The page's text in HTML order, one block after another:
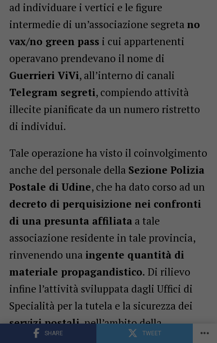
SHARE TWEET
ad individuare i vertici e le figure
intermedie di un’associazione segreta no
vax/no green pass i cui appartenenti
operavano prendevano il nome di
Guerrieri ViVi, all’interno di canali
Telegram segreti, compiendo attività
illecite pianificate da un numero ristretto
di individui.
Tale operazione ha visto il coinvolgimento
anche del personale della Sezione Polizia
Postale di Udine, che ha dato corso ad un
decreto di perquisizione nei confronti
di una presunta affiliataa tale
associazione residente in tale provincia,
rinvenendo una ingente quantità di
materiale propagandistico. Di rilievo
infine l’attività sviluppata dagli Uffici di
Specialità per la tutela e la sicurezza dei
servizi postali, nell’ambito della
convenzione con il partner Poste Italiane: